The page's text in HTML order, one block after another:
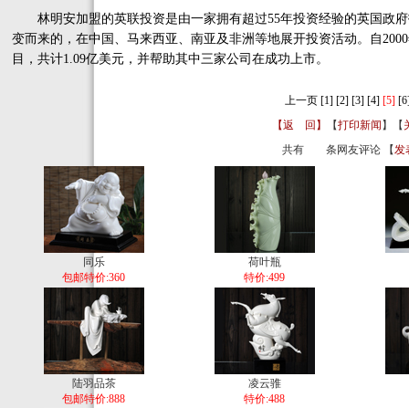
林明安加盟的英联投资是由一家拥有超过55年投资经验的英国政
变而来的，在中国、马来西亚、南亚及非洲等地展开投资活动。自
目，共计1.09亿美元，并帮助其中三家公司在成功上市。
上一页 [1] [2] [3] [4] [5]
【返 回】
【打印新闻 】【
共有
条网友评论 【发
同乐
包邮特价:360
荷叶瓶
特价:499
陆羽品茶
包邮特价:888
凌云骓
特价:488